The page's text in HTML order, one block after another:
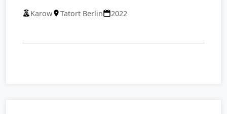
Karow Tatort Berlin 2022